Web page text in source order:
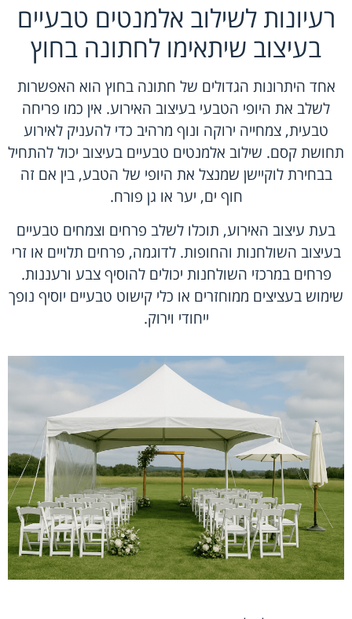
רעיונות לשילוב אלמנטים טבעיים
בעיצוב שיתאימו לחתונה בחוץ
אחד היתרונות הגדולים של חתונה בחוץ הוא האפשרות
לשלב את היופי הטבעי בעיצוב האירוע. אין כמו פריחה
טבעית, צמחייה ירוקה ונוף מרהיב כדי להעניק לאירוע
תחושת קסם. שילוב אלמנטים טבעיים בעיצוב יכול להתחיל
בבחירת לוקיישן שמנצל את היופי של הטבע, בין אם זה
חוף ים, יער או גן פורח.
בעת עיצוב האירוע, תוכלו לשלב פרחים וצמחים טבעיים
בעיצוב השולחנות והחופות. לדוגמה, פרחים תלויים או זרי
פרחים במרכזי השולחנות יכולים להוסיף צבע ורעננות.
שימוש בעציצים ממוחזרים או כלי קישוט טבעיים יוסיף נופך
ייחודי וירוק.